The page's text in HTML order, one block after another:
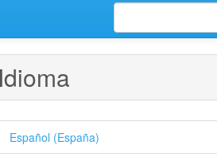
Español (España)